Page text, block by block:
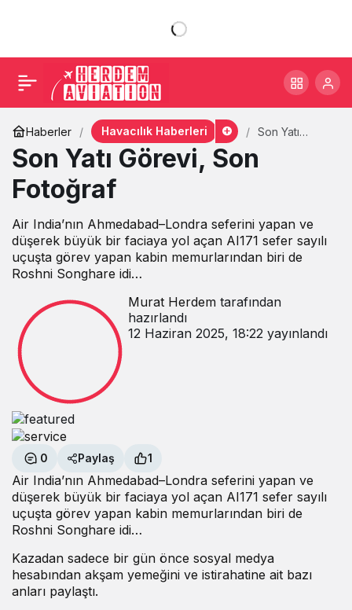
Haberler Havacılık Haberleri
Son Yatı
Son Yatı Görevi, Son
Fotoğraf
Air India’nın Ahmedabad–Londra seferini yapan ve
düşerek büyük bir faciaya yol açan AI171 sefer sayılı
uçuşta görev yapan kabin memurlarından biri de
Roshni Songhare idi…
Murat Herdemtarafından
hazırlandı
12 Haziran 2025, 18:22yayınlandı
0 Paylaş 1
Air India’nın Ahmedabad–Londra seferini yapan ve
düşerek büyük bir faciaya yol açan AI171 sefer sayılı
uçuşta görev yapan kabin memurlarından biri de
Roshni Songhare idi…
Kazadan sadece bir gün önce sosyal medya
hesabından akşam yemeğini ve istirahatine ait bazı
anları paylaştı.